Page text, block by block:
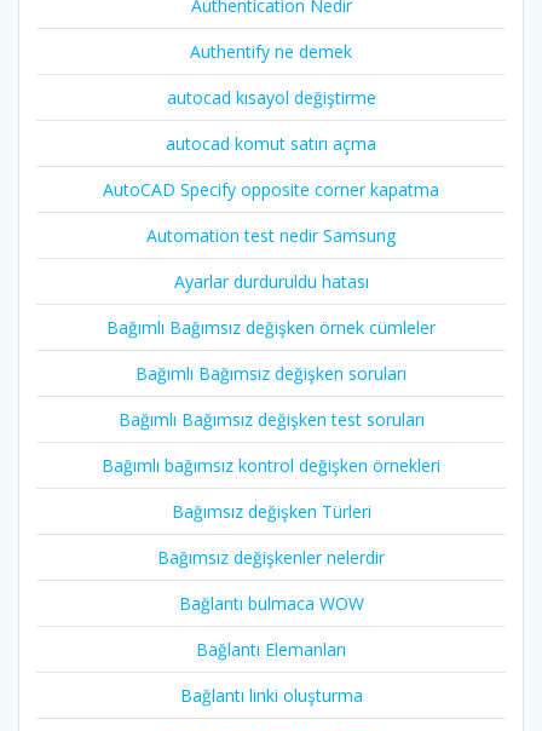
Authentication Nedir
Authentify ne demek
autocad kısayol değiştirme
autocad komut satırı açma
AutoCAD Specify opposite corner kapatma
Automation test nedir Samsung
Ayarlar durduruldu hatası
Bağımlı Bağımsız değişken örnek cümleler
Bağımlı Bağımsız değişken soruları
Bağımlı Bağımsız değişken test soruları
Bağımlı bağımsız kontrol değişken örnekleri
Bağımsız değişken Türleri
Bağımsız değişkenler nelerdir
Bağlantı bulmaca WOW
Bağlantı Elemanları
Bağlantı linki oluşturma